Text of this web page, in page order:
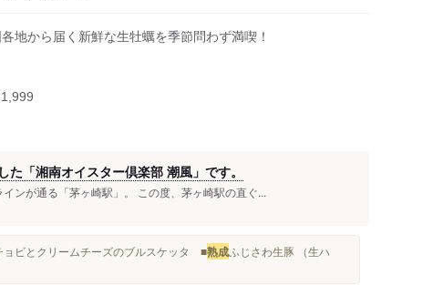
地から届く新鮮な生牡蠣を季節問わず満喫！
「湘南オイスター倶楽部 潮風」です。
ンが通る「茅ヶ崎駅」。 この度、茅ヶ崎駅の直ぐ...
ビとクリームチーズのブルスケッタ ■熟成ふじさわ生豚 （生ハ